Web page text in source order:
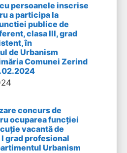
persoanele inscrise
a participa la
publice de
clasa III, grad
în
de Urbanism
Comunei Zerind
concurs de
ocuparea funcției
vacantă de
grad profesional
Urbanism